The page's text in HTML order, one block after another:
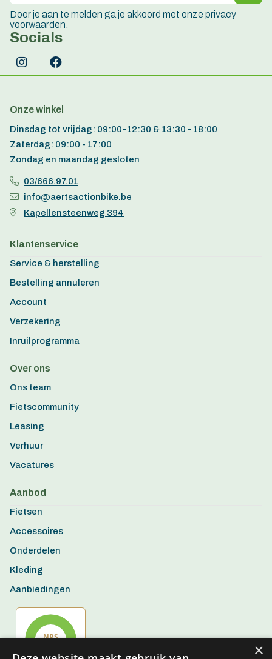
Door je aan te melden ga je akkoord met onze privacy
voorwaarden.
Socials
Onze winkel
Dinsdag tot vrijdag: 09:00-12:30 & 13:30 - 18:00
Zaterdag: 09:00 - 17:00
Zondag en maandag gesloten
03/666.97.01
info@aertsactionbike.be
Kapellensteenweg 394
Klantenservice
Service & herstelling
Bestelling annuleren
Account
Verzekering
Inruilprogramma
Over ons
Ons team
Fietscommunity
Leasing
Verhuur
Vacatures
Aanbod
Fietsen
Accessoires
Onderdelen
Kleding
Aanbiedingen
×